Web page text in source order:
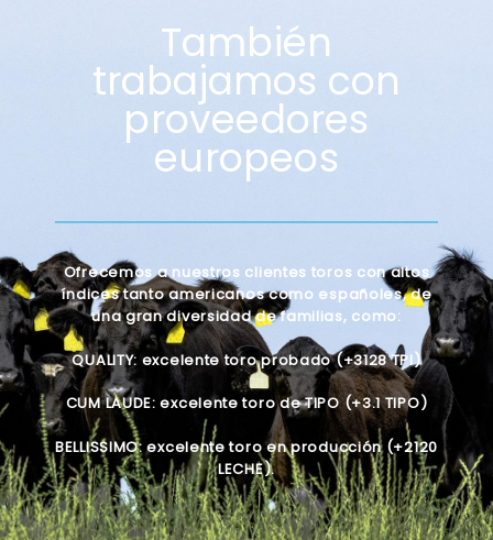
También
trabajamos con
proveedores
europeos
Ofrecemos a nuestros clientes toros con altos
índices tanto americanos como españoles, de
una gran diversidad de familias, como:
QUALITY: excelente toro probado(+3128 TPI)
CUM LAUDE: excelente toro de TIPO (+3.1 TIPO)
BELLISSIMO: excelente toro en producción (+2120
LECHE).